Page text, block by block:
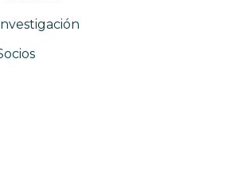
Investigación